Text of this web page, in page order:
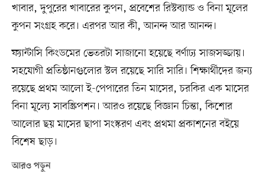
খাবার, দুপুরের খাবারের কুপন, প্রবেশের রিস্টব্যান্ড ও বিনা মূলের
কুপন সংগ্রহ করে। এরপর আর কী, আনন্দ আর আনন্দ।
ফ্যান্টাসি কিংডমের ভেতরটা সাজানো হয়েছে বর্ণাঢ্য সাজসজ্জায়।
সহযোগী প্রতিষ্ঠানগুলোর স্টল রয়েছে সারি সারি। শিক্ষার্থীদের জন্য
রয়েছে প্রথম আলো ই-পেপারের তিন মাসের, চরকির এক মাসের
বিনা মূল্যে সাবস্ক্রিপশন। আরও রয়েছে বিজ্ঞান চিন্তা, কিশোর
আলোর ছয় মাসের ছাপা সংস্করণ এবং প্রথমা প্রকাশনের বইয়ে
বিশেষ ছাড়।
আরও পড়ুন